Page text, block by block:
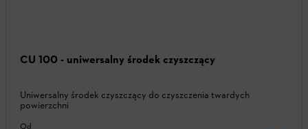
CU 100 - uniwersalny środek czyszczący
Uniwersalny środek czyszczący do czyszczenia twardych
powierzchni
Od